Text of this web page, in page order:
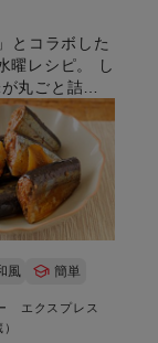
とコラボした
曜レシピ。 し
丸ごと詰ま
準備時
風 簡単
エクスプレス